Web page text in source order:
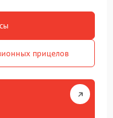
прицелов